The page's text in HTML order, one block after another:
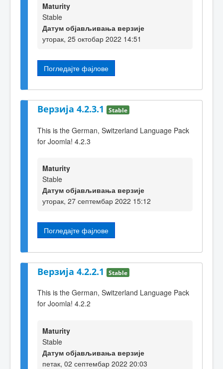
Maturity
Stable
Датум објављивања верзије
уторак, 25 октобар 2022 14:51
Погледајте фајлове
Верзија 4.2.3.1 Stable
This is the German, Switzerland Language Pack
for Joomla! 4.2.3
Maturity
Stable
Датум објављивања верзије
уторак, 27 септембар 2022 15:12
Погледајте фајлове
Верзија 4.2.2.1 Stable
This is the German, Switzerland Language Pack
for Joomla! 4.2.2
Maturity
Stable
Датум објављивања верзије
петак, 02 септембар 2022 20:03